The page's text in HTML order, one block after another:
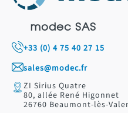
modec SAS
+33 (0) 4 75 40 27 15
sales@modec.fr
ZI Sirius Quatre
80, allée René Higonnet
26760 Beaumont-lès-